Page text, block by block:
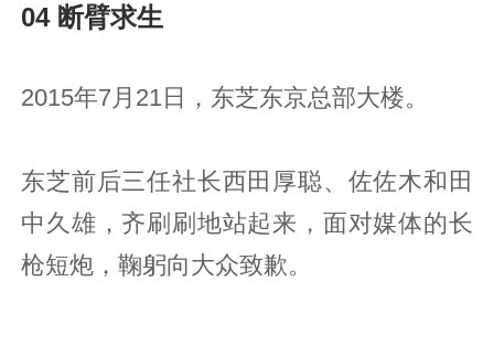
04 断臂求生
2015年7月21日，东芝东京总部大楼。
东芝前后三任社长西田厚聪、佐佐木和田
中久雄，齐刷刷地站起来，面对媒体的长
枪短炮，鞠躬向大众致歉。